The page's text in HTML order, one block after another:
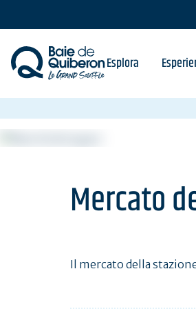
content
Esplora
Mercato
Il mercato della